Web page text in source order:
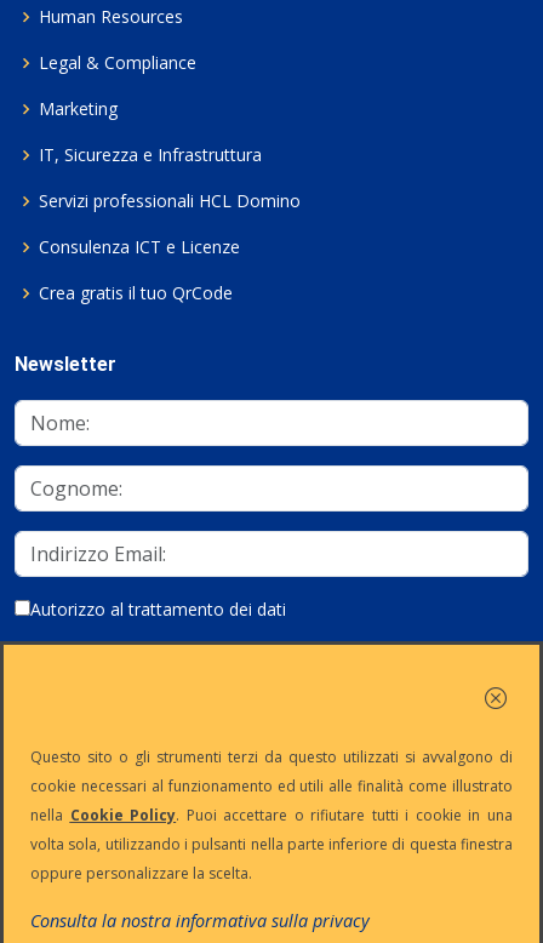
Human Resources
Legal & Compliance
Marketing
IT, Sicurezza e Infrastruttura
Servizi professionali HCL Domino
Consulenza ICT e Licenze
Crea gratis il tuo QrCode
Newsletter
Autorizzo al trattamento dei dati
Partita Iva:
IT13383650150
Capitale
Sociale: €
10.500 i.v.
Iscrizione
REA n° MI-
Reg. Imp. n°
MI-2001-
: digiway@legalmail.it
Questo sito o gli strumenti terzi da questo utilizzati si avvalgono di
cookie necessari al funzionamento ed utili alle finalità come illustrato
nella Cookie Policy. Puoi accettare o rifiutare tutti i cookie in una
volta sola, utilizzando i pulsanti nella parte inferiore di questa finestra
oppure personalizzare la scelta.
Consulta la nostra informativa sulla privacy